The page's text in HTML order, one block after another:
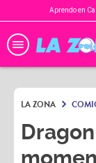
Aprendo en
LA ZONA